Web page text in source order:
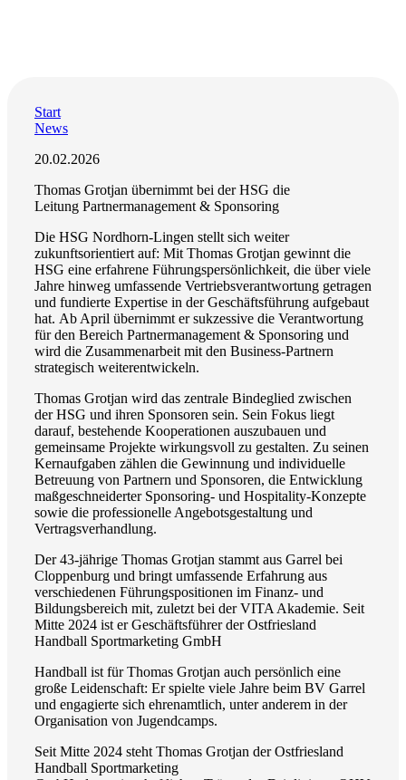
Start
News
20.02.2026
Thomas Grotjan übernimmt bei der HSG die
Leitung Partnermanagement & Sponsoring
Die HSG Nordhorn-Lingen stellt sich weiter
zukunftsorientiert auf: Mit Thomas Grotjan gewinnt die
HSG eine erfahrene Führungspersönlichkeit, die über viele
Jahre hinweg umfassende Vertriebsverantwortung getragen
und fundierte Expertise in der Geschäftsführung aufgebaut
hat. Ab April übernimmt er sukzessive die Verantwortung
für den Bereich Partnermanagement & Sponsoring und
wird die Zusammenarbeit mit den Business-Partnern
strategisch weiterentwickeln.
Thomas Grotjan wird das zentrale Bindeglied zwischen
der HSG und ihren Sponsoren sein. Sein Fokus liegt
darauf, bestehende Kooperationen auszubauen und
gemeinsame Projekte wirkungsvoll zu gestalten. Zu seinen
Kernaufgaben zählen die Gewinnung und individuelle
Betreuung von Partnern und Sponsoren, die Entwicklung
maßgeschneiderter Sponsoring- und Hospitality-Konzepte
sowie die professionelle Angebotsgestaltung und
Vertragsverhandlung.
Der 43-jährige Thomas Grotjan stammt aus Garrel bei
Cloppenburg und bringt umfassende Erfahrung aus
verschiedenen Führungspositionen im Finanz- und
Bildungsbereich mit, zuletzt bei der VITA Akademie. Seit
Mitte 2024 ist er Geschäftsführer der Ostfriesland
Handball Sportmarketing GmbH
Handball ist für Thomas Grotjan auch persönlich eine
große Leidenschaft: Er spielte viele Jahre beim BV Garrel
und engagierte sich ehrenamtlich, unter anderem in der
Organisation von Jugendcamps.
Seit Mitte 2024 steht Thomas Grotjan der Ostfriesland
Handball Sportmarketing